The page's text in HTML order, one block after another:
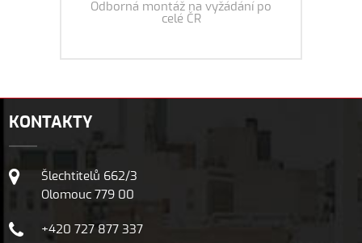
Odborná montáž na vyžádání po
celé ČR
KONTAKTY
Šlechtitelů 662/3
Olomouc 779 00
+420 727 877 337